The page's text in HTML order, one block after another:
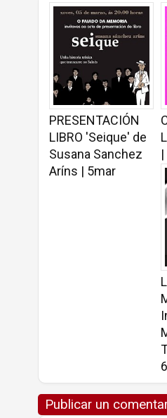
PRESENTACIÓN
LIBRO 'Seique' de
Susana Sanchez
Aríns | 5mar
Publicar un